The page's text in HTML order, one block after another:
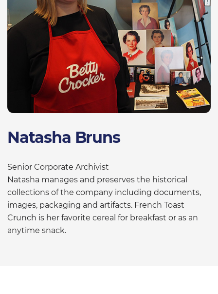
Natasha Bruns
Senior Corporate Archivist
Natasha manages and preserves the historical
collections of the company including documents,
images, packaging and artifacts. French Toast
Crunch is her favorite cereal for breakfast or as an
anytime snack.